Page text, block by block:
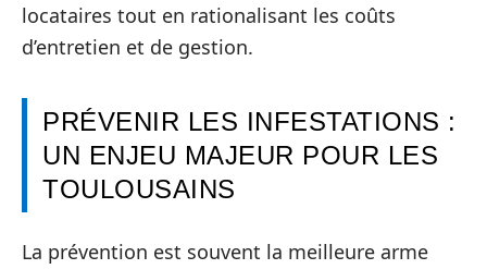
locataires tout en rationalisant les coûts
d’entretien et de gestion.
PRÉVENIR LES INFESTATIONS :
UN ENJEU MAJEUR POUR LES
TOULOUSAINS
La prévention est souvent la meilleure arme